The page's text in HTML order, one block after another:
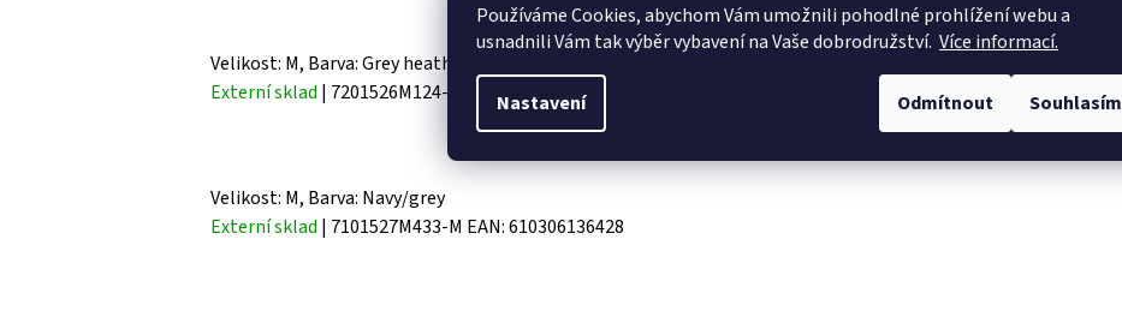
Používáme Cookies, abychom Vámumožnili pohodlné prohlížení webu a
usnadnili Vám tak výběr vybavení na Vaše dobrodružství. Více informací.
Nastavení Odmítnout Souhlasím
Velikost: M, Barva: Grey heather
Externí sklad | 7201526M124-M EAN: 610306142443
Velikost: M, Barva: Navy/grey
Externí sklad | 7101527M433-M EAN:610306136428